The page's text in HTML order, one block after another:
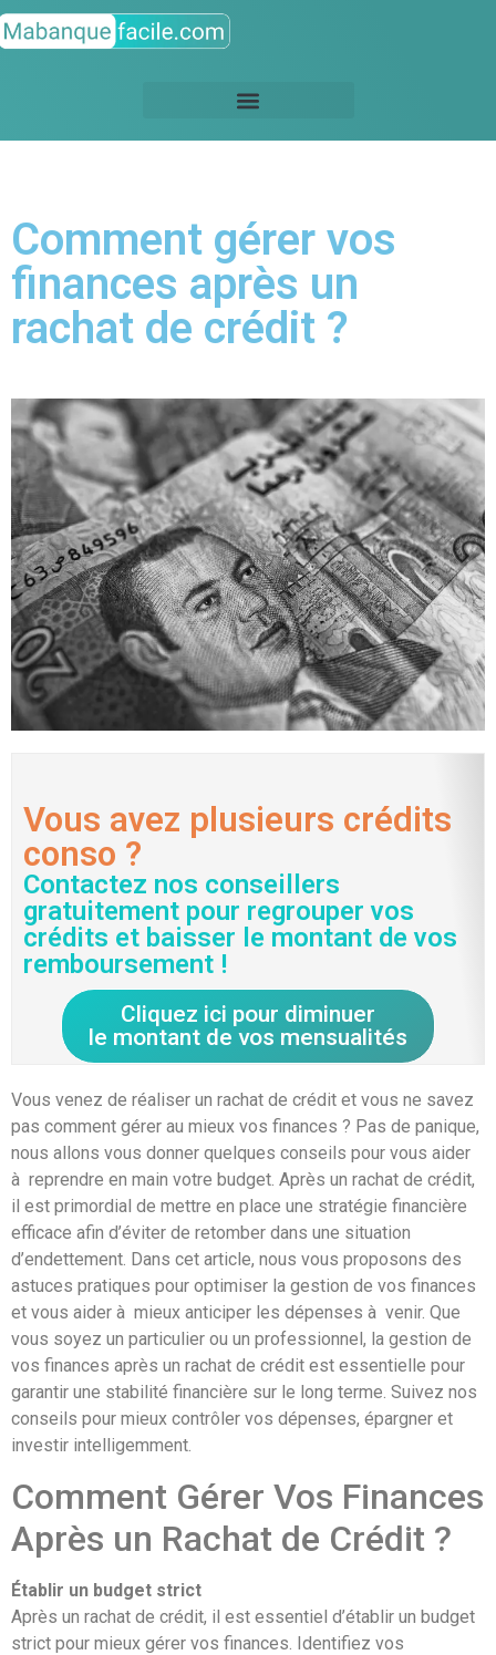
Comment gérer vos
finances après un
rachat de crédit ?
Vous avez plusieurs crédits
conso ?
Contactez nos conseillers
gratuitement pour regrouper vos
crédits et baisser le montant de vos
remboursement !
Cliquez ici pour diminuer
le montant de vos mensualités
Vous venez de réaliser un rachat de crédit et vous ne savez
pas comment gérer au mieux vos finances ? Pas de panique,
nous allons vous donner quelques conseils pour vous aider
à reprendre en main votre budget. Après un rachat de crédit,
il est primordial de mettre en place une stratégie financière
efficace afin d’éviter de retomber dans une situation
d’endettement. Dans cet article, nous vous proposons des
astuces pratiques pour optimiser la gestion de vos finances
et vous aider à mieux anticiper les dépenses à venir. Que
vous soyez un particulier ou un professionnel, la gestion de
vos finances après un rachat de crédit est essentielle pour
garantir une stabilité financière sur le long terme. Suivez nos
conseils pour mieux contrôler vos dépenses, épargner et
investir intelligemment.
Comment Gérer Vos Finances
Après un Rachat de Crédit ?
Établir un budget strict
Après un rachat de crédit, il est essentiel d’établir un budget
strict pour mieux gérer vos finances. Identifiez vos